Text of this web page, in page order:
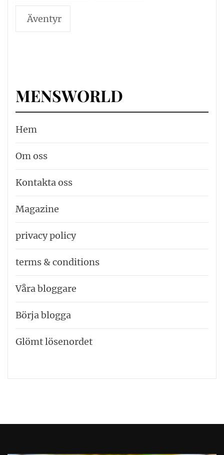
Äventyr
MENSWORLD
Hem
Om oss
Kontakta oss
Magazine
privacy policy
terms & conditions
Våra bloggare
Börja blogga
Glömt lösenordet